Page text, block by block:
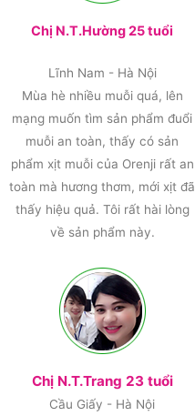
Chị N.T.Hường 25 tuổi
Lĩnh Nam - Hà Nội
Mùa hè nhiều muỗi quá, lên
mạng muốn tìm sản phẩm đuổi
muỗi an toàn, thấy có sản
phẩm xịt muỗi của Orenji rất an
toàn mà hương thơm, mới xịt đã
thấy hiệu quả. Tôi rất hài lòng
về sản phẩm này.
Chị N.T.Trang 23 tuổi
Cầu Giấy - Hà Nội